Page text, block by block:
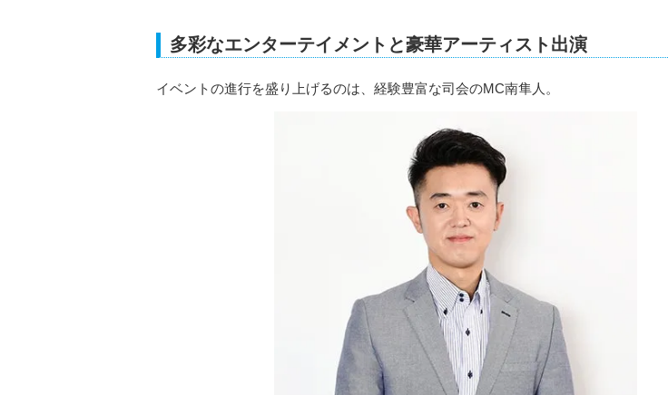
多彩なエンターテイメントと豪華アーティスト出演
イベントの進行を盛り上げるのは、経験豊富な司会のMC南隼人。